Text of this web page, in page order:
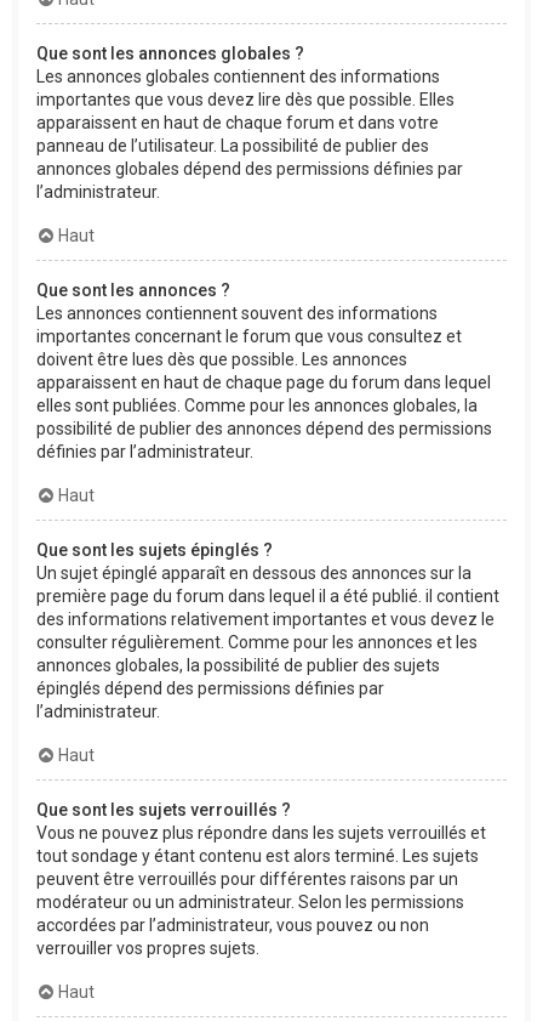
Que sont les annonces globales ?
Les annonces globales contiennent des informations
importantes que vous devez lire dès que possible. Elles
apparaissent en haut de chaque forum et dans votre
panneau de l’utilisateur. La possibilité de publier des
annonces globales dépend des permissions définies par
l’administrateur.
Haut
Que sont les annonces ?
Les annonces contiennent souvent des informations
importantes concernant le forum que vous consultez et
doivent être lues dès que possible. Les annonces
apparaissent en haut de chaque page du forum dans lequel
elles sont publiées. Comme pour les annonces globales, la
possibilité de publier des annonces dépend des permissions
définies par l’administrateur.
Haut
Que sont les sujets épinglés ?
Un sujet épinglé apparaît en dessous des annonces sur la
première page du forum dans lequel il a été publié. il contient
des informations relativement importantes et vous devez le
consulter régulièrement. Comme pour les annonces et les
annonces globales, la possibilité de publier des sujets
épinglés dépend des permissions définies par
l’administrateur.
Haut
Que sont les sujets verrouillés ?
Vous ne pouvez plus répondre dans les sujets verrouillés et
tout sondage y étant contenu est alors terminé. Les sujets
peuvent être verrouillés pour différentes raisons par un
modérateur ou un administrateur. Selon les permissions
accordées par l’administrateur, vous pouvez ou non
verrouiller vos propres sujets.
Haut